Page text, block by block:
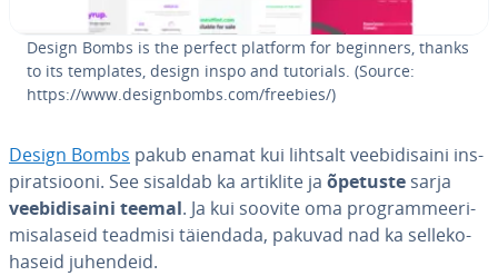
Design Bombs is the perfect platform for beginners, thanks
to its templates, design inspo and tutorials. (Source:
https://www.de­signbombs.com/freebies/)
Design Bombs pakub enamat kui lihtsalt vee­bi­di­saini ins­
pi­rat­siooni. See sisaldab ka artiklite ja õpetuste sarja
vee­bi­di­saini teemal. Ja kui soovite oma prog­ram­mee­ri­
mis­alaseid teadmisi täiendada, pakuvad nad ka sel­le­ko­
ha­seid juhendeid.